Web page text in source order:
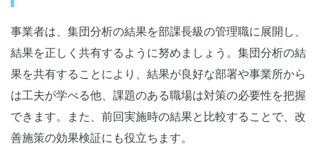
事業者は、集団分析の結果を部課長級の管理職に展開し、
結果を正しく共有するように努めましょう。集団分析の結
果を共有することにより、結果が良好な部署や事業所から
は工夫が学べる他、課題のある職場は対策の必要性を把握
できます。また、前回実施時の結果と比較することで、改
善施策の効果検証にも役立ちます。